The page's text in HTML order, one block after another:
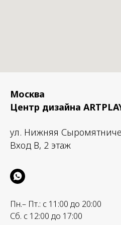
Москва
Центр дизайна
ул. Нижняя
Вход B, 2 этаж
Пн.– Пт.: с 11:00 до 20:00
Сб. с 12:00 до 17:00